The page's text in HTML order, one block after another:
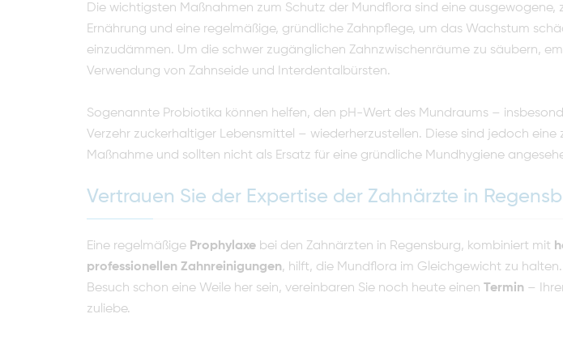
Die wichtigsten Maßnahmen zum Schutz der Mundflora sind eine ausgewogene,
Ernährung und eine regelmäßige, gründliche Zahnpflege, um das Wachstum
einzudämmen. Um die schwer zugänglichen Zahnzwischenräume zu säubern,
Verwendung von Zahnseide und Interdentalbürsten.
Sogenannte Probiotika können helfen, den pH-Wert des Mundraums –
Verzehr zuckerhaltiger Lebensmittel – wiederherzustellen. Diese sind jedoch eine
Maßnahme und sollten nicht als Ersatz für eine gründliche Mundhygiene
Vertrauen Sie der Expertise der Zahnärzte in
Eine regelmäßige Prophylaxe bei den Zahnärzten in Regensburg, kombiniert mit
professionellen Zahnreinigungen, hilft, die Mundflora im Gleichgewicht zu
Besuch schon eine Weile her sein, vereinbaren Sie noch heute einen Termin –
zuliebe.